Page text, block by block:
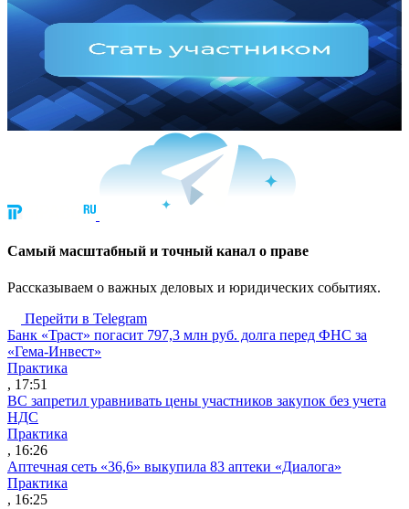
Cамый масштабный и точный канал о праве
Рассказываем о важных деловых и юридических событиях.
Перейти в Telegram
Банк «Траст» погасит 797,3 млн руб. долга перед ФНС за
«Гема-Инвест»
Практика
, 17:51
ВС запретил уравнивать цены участников закупок без учета
НДС
Практика
, 16:26
Аптечная сеть «36,6» выкупила 83 аптеки «Диалога»
Практика
, 16:25